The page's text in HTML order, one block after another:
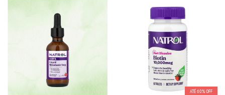
ATÉ 60% OFF